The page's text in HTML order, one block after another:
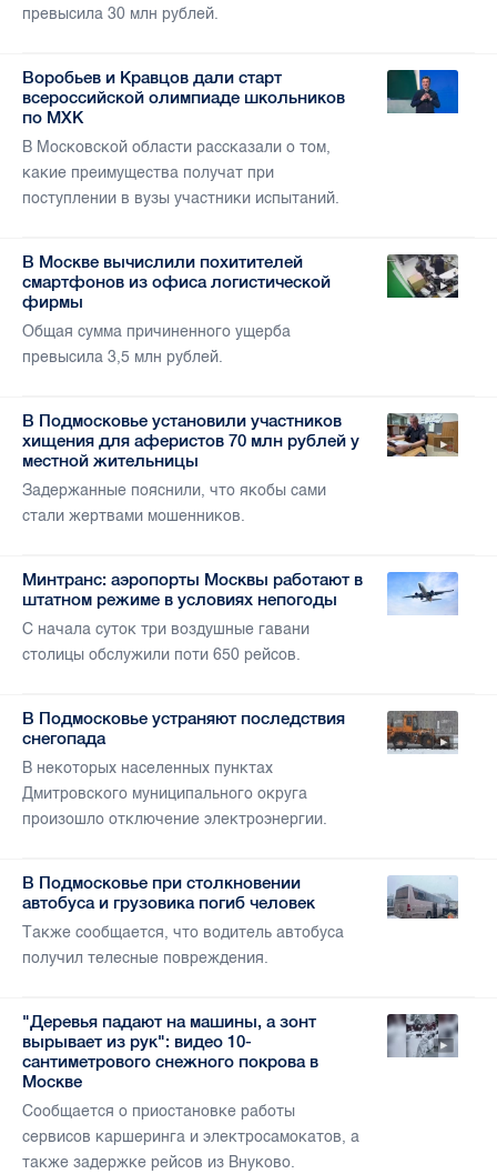
превысила 30 млн рублей.
Воробьев и Кравцов дали старт
всероссийской олимпиаде школьников
по МХК
В Московской области рассказали о том,
какие преимущества получат при
поступлении в вузы участники испытаний.
В Москве вычислили похитителей
смартфонов из офиса логистической
фирмы
Общая сумма причиненного ущерба
превысила 3,5 млн рублей.
В Подмосковье установили участников
хищения для аферистов 70 млн рублей у
местной жительницы
Задержанные пояснили, что якобы сами
стали жертвами мошенников.
Минтранс: аэропорты Москвы работают в
штатном режиме в условиях непогоды
С начала суток три воздушные гавани
столицы обслужили поти 650 рейсов.
В Подмосковье устраняют последствия
снегопада
В некоторых населенных пунктах
Дмитровского муниципального округа
произошло отключение электроэнергии.
В Подмосковье при столкновении
автобуса и грузовика погиб человек
Также сообщается, что водитель автобуса
получил телесные повреждения.
"Деревья падают на машины, а зонт
вырывает из рук": видео 10-
сантиметрового снежного покрова в
Москве
Сообщается о приостановке работы
сервисов каршеринга и электросамокатов, а
также задержке рейсов из Внуково.